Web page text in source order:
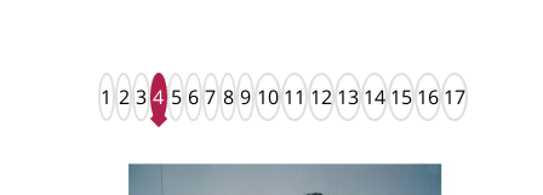
1 2 3 4 5 6 7 8 9 1011121314151617